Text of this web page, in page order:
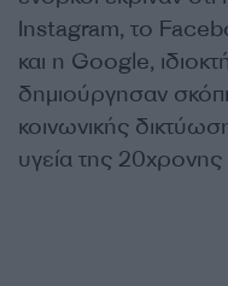
Instagram, το
και η Google,
δημιούργησαν
κοινωνικής
υγεία της 20χρονης